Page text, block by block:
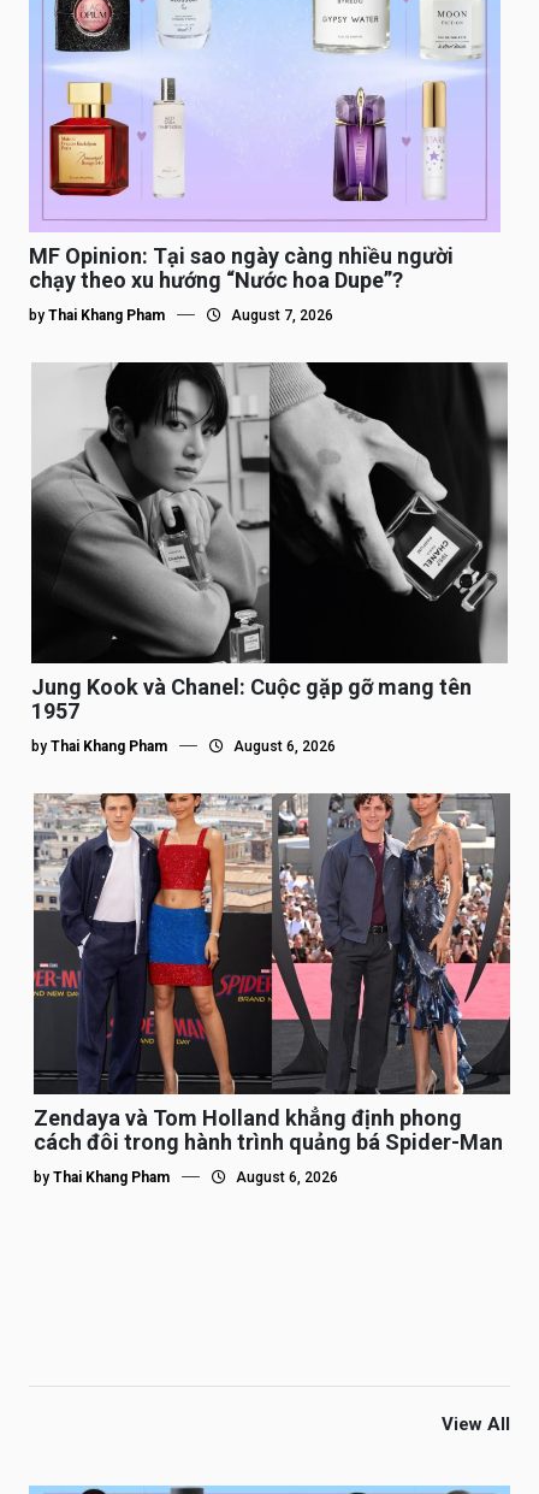
MF Opinion: Tại sao ngày càng nhiều người
chạy theo xu hướng “Nước hoa Dupe”?
by Thai Khang Pham August 7, 2026
Jung Kook và Chanel: Cuộc gặp gỡ mang tên
1957
by Thai Khang Pham August 6, 2026
Zendaya và Tom Holland khẳng định phong
cách đôi trong hành trình quảng bá Spider-Man
by Thai Khang Pham August 6, 2026
View All